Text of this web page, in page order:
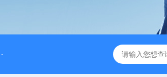
大疆升级版M350RTK行业无人机规格参数